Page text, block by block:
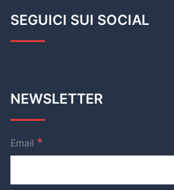
SEGUICI SUI SOCIAL
NEWSLETTER
Email *